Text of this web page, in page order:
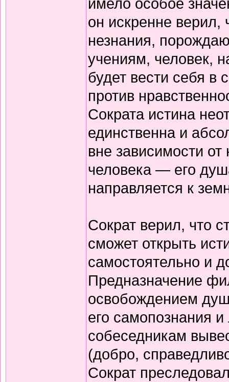
он искренне верил,
незнания,
учениям, человек,
будет вести себя в
против
Сократа истина
единственна и
вне зависимости
человека — его
направляется к
Сократ верил, что
сможет открыть
самостоятельно и
Предназначение
освобождением
его самопознания
собеседникам
(добро,
Сократ